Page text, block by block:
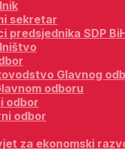
sekretar
predsjednika SDP
Glavnog
odboru
odbor
odbor
za ekonomski